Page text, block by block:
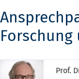
Forschung
Prof.